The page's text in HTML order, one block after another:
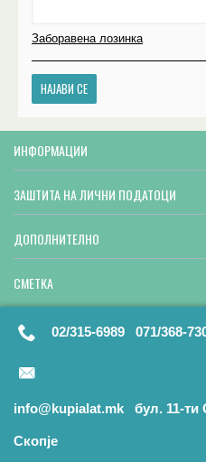
Заборавена лозинка
НАЈАВИ СЕ
ИНФОРМАЦИИ
ЗАШТИТА НА ЛИЧНИ ПОДАТОЦИ
ДОПОЛНИТЕЛНО
СМЕТКА
02/315-6989 071/368-
info@kupialat.mk бул. 11-
Скопје